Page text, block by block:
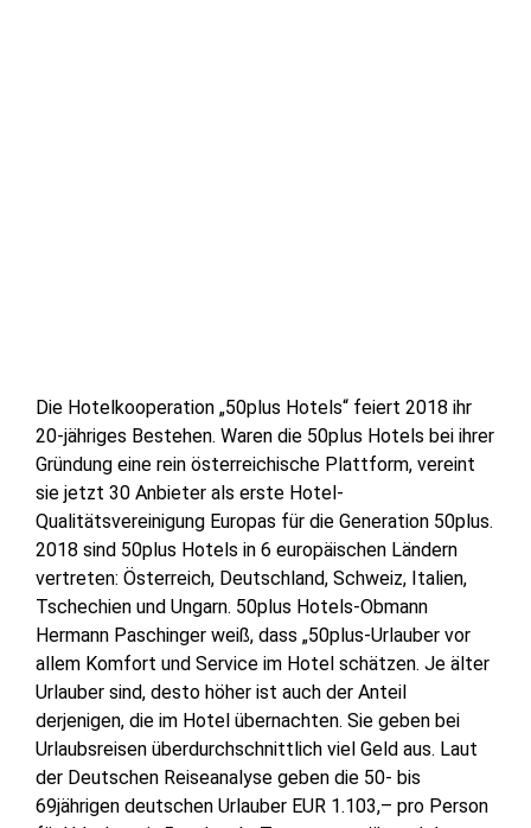
Die Hotelkooperation „50plus Hotels“ feiert 2018 ihr
20-jähriges Bestehen. Waren die 50plus Hotels bei ihrer
Gründung eine rein österreichische Plattform, vereint
sie jetzt 30 Anbieter als erste Hotel-
Qualitätsvereinigung Europas für die Generation 50plus.
2018 sind 50plus Hotels in 6 europäischen Ländern
vertreten: Österreich, Deutschland, Schweiz, Italien,
Tschechien und Ungarn. 50plus Hotels-Obmann
Hermann Paschinger weiß, dass „50plus-Urlauber vor
allem Komfort und Service im Hotel schätzen. Je älter
Urlauber sind, desto höher ist auch der Anteil
derjenigen, die im Hotel übernachten. Sie geben bei
Urlaubsreisen überdurchschnittlich viel Geld aus. Laut
der Deutschen Reiseanalyse geben die 50- bis
69jährigen deutschen Urlauber EUR 1.103,– pro Person